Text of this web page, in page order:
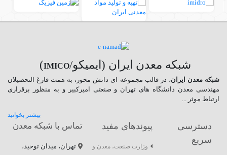
شبکه معدن ایران (ایمیکو/IMICO
)
شبکه معدن ایران، در قالب مجموعه ای دانش محور، به همت فارغ­ التحصیلان
مهندسی معدن دانشگاه ­های تهران و صنعتی امیرکبیر و به منظور برقراری
ارتباط موثر ...
بیشتر بخوانید
دسترسی
سریع
پیوندهای مفید
وزارت صنعت، معدن و
تماس با شبکه معدن
تهران، میدان توحید،